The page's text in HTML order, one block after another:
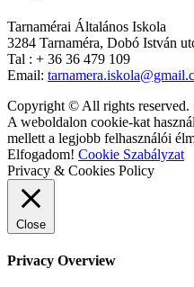
Tarnamérai Általános Iskola
3284 Tarnaméra, Dobó István
Tal : + 36 36 479 109
Email:
Copyright © All rights reserved.
A weboldalon cookie-kat
mellett a legjobb felhasználói
Elfogadom! Cookie Szabályzat
Privacy & Cookies Policy
Close
Privacy Overview